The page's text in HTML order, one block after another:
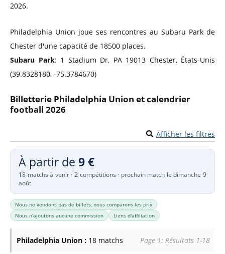
2026.
Philadelphia Union joue ses rencontres au Subaru Park de
Chester d'une capacité de 18500 places.
Subaru Park: 1 Stadium Dr, PA 19013 Chester, États-Unis
(39.8328180, -75.3784670)
Billetterie Philadelphia Union et calendrier
football 2026
Afficher les filtres
À partir de 9 €
18 matchs à venir · 2 compétitions · prochain match le dimanche 9
août.
Nous ne vendons pas de billets, nous comparons les prix
Nous n'ajoutons aucune commission
Liens d'affiliation
Philadelphia Union : 18 matchs Page 1: Résultats 1-18